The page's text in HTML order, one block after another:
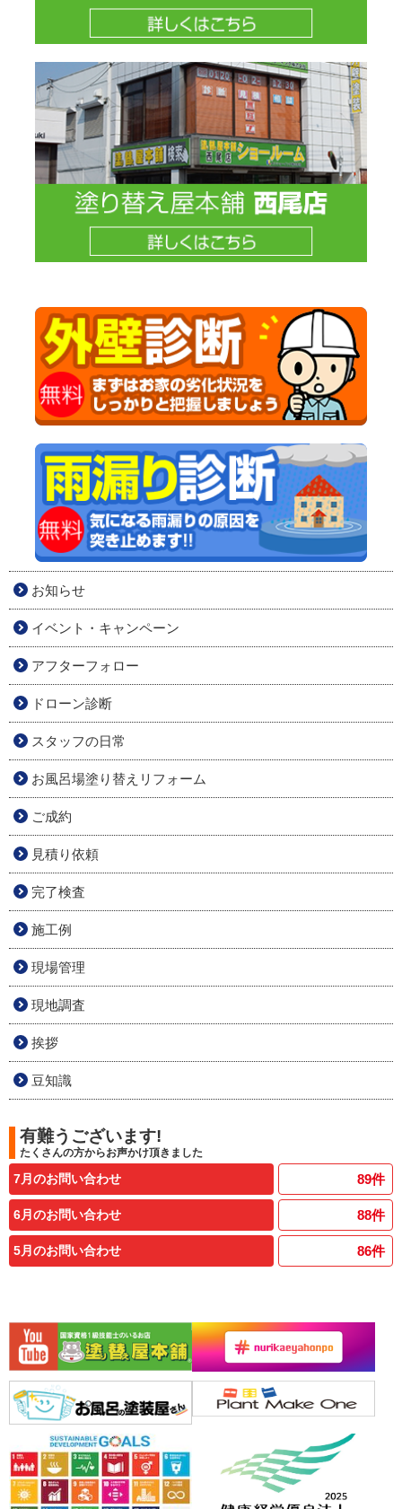
お知らせ
イベント・キャンペーン
アフターフォロー
ドローン診断
スタッフの日常
お風呂場塗り替えリフォーム
ご成約
見積り依頼
完了検査
施工例
現場管理
現地調査
挨拶
豆知識
有難うございます!
たくさんの方からお声かけ頂きました
7月のお問い合わせ 89件
6月のお問い合わせ 88件
5月のお問い合わせ 86件